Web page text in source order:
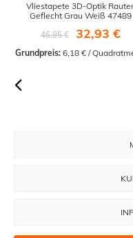
Vliestapete 3D-Optik
Geflecht Grau Weiß 47489
46,95 €
32,93 €
Grundpreis: 6,18 € /